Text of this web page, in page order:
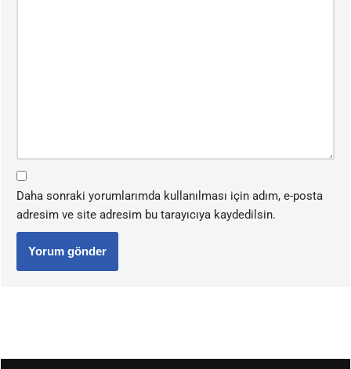
Daha sonraki yorumlarımda kullanılması için adım, e-posta
adresim ve site adresim bu tarayıcıya kaydedilsin.